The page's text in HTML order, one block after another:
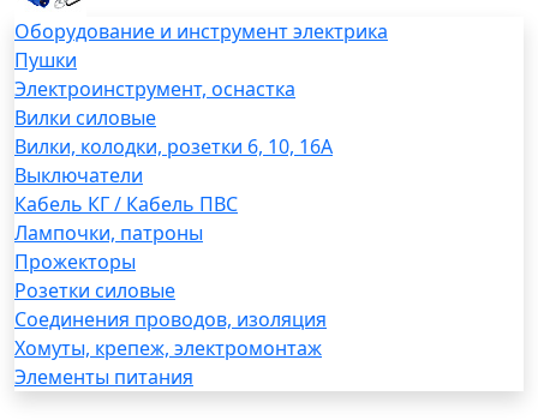
Оборудование и инструмент электрика
Пушки
Электроинструмент, оснастка
Вилки силовые
Вилки, колодки, розетки 6, 10, 16А
Выключатели
Кабель КГ / Кабель ПВС
Лампочки, патроны
Прожекторы
Розетки силовые
Соединения проводов, изоляция
Хомуты, крепеж, электромонтаж
Элементы питания